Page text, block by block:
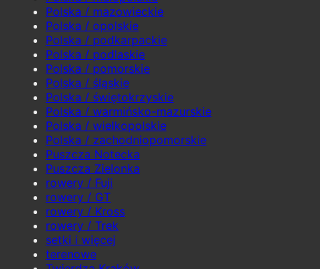
Polska / mazowieckie
Polska / opolskie
Polska / podkarpackie
Polska / podlaskie
Polska / pomorskie
Polska / śląskie
Polska / świętokrzyskie
Polska / warmińsko-mazurskie
Polska / wielkopolskie
Polska / zachodniopomorskie
Puszcza Notecka
Puszcza Zielonka
rowery / Fuji
rowery / GT
rowery / Kross
rowery / Trek
setki i więcej
terenowe